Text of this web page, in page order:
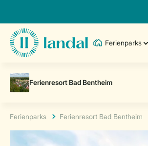
Ferienparks
Ferienparks Ferienresort Bad Bentheim